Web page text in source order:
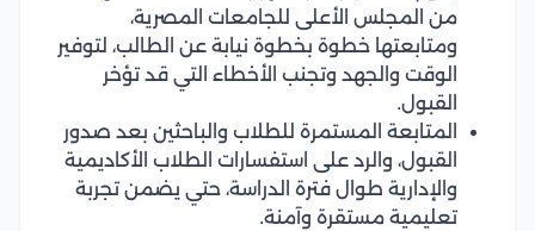
من المجلس الأعلى للجامعات المصرية،
ومتابعتها خطوة بخطوة نيابة عن الطالب، لتوفير
الوقت والجهد وتجنب الأخطاء التي قد تؤخر
القبول.
المتابعة المستمرة للطلاب والباحثين بعد صدور
القبول، والرد على استفسارات الطلاب الأكاديمية
والإدارية طوال فترة الدراسة، حتي يضمن تجربة
تعليمية مستقرة وآمنة.